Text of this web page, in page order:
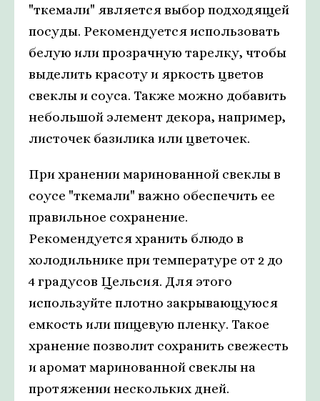
"ткемали" является выбор подходящей
посуды. Рекомендуется использовать
белую или прозрачную тарелку, чтобы
выделить красоту и яркость цветов
свеклы и соуса. Также можно добавить
небольшой элемент декора, например,
листочек базилика или цветочек.
При хранении маринованной свеклы в
соусе "ткемали" важно обеспечить ее
правильное сохранение.
Рекомендуется хранить блюдо в
холодильнике при температуре от 2 до
4 градусов Цельсия. Для этого
используйте плотно закрывающуюся
емкость или пищевую пленку. Такое
хранение позволит сохранить свежесть
и аромат маринованной свеклы на
протяжении нескольких дней.